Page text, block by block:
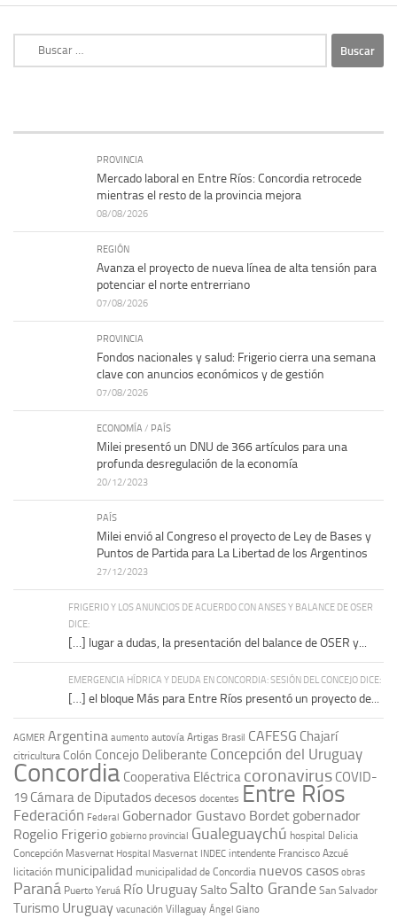
PROVINCIA
Mercado laboral en Entre Ríos: Concordia retrocede
mientras el resto de la provincia mejora
08/08/2026
REGIÓN
Avanza el proyecto de nueva línea de alta tensión para
potenciar el norte entrerriano
07/08/2026
PROVINCIA
Fondos nacionales y salud: Frigerio cierra una semana
clave con anuncios económicos y de gestión
07/08/2026
ECONOMÍA / PAÍS
Milei presentó un DNU de 366 artículos para una
profunda desregulación de la economía
20/12/2023
PAÍS
Milei envió al Congreso el proyecto de Ley de Bases y
Puntos de Partida para La Libertad de los Argentinos
27/12/2023
FRIGERIO Y LOS ANUNCIOS DE ACUERDO CON ANSES Y BALANCE DE OSER
DICE:
[…] lugar a dudas, la presentación del balance de OSER y...
EMERGENCIA HÍDRICA Y DEUDA EN CONCORDIA: SESIÓN DEL CONCEJO DICE:
[…] el bloque Más para Entre Ríos presentó un proyecto de...
AGMER Argentina aumento autovía Artigas Brasil CAFESG Chajarí
citricultura Colón Concejo Deliberante Concepción del Uruguay
Concordia Cooperativa Eléctrica coronavirus COVID-
19 Cámara de Diputadosdecesos docentes Entre Ríos
Federación Federal Gobernador Gustavo Bordet gobernador
Rogelio Frigerio gobierno provincial Gualeguaychú hospital Delicia
Concepción Masvernat Hospital Masvernat INDEC intendente Francisco Azcué
licitación municipalidad municipalidad de Concordia nuevos casos obras
Paraná Puerto Yeruá Río UruguaySalto Salto Grande San Salvador
Turismo Uruguay vacunación Villaguay Ángel Giano